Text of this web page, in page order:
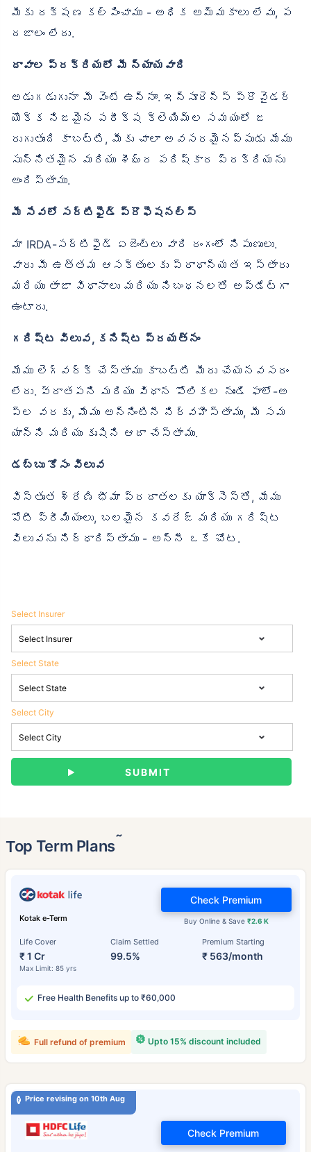
మీకు రక్షణ కల్పించాము - అధిక అమ్మకాలు లేవు, ప
దజాలం లేదు.
దావాల ప్రక్రియలో మీ న్యాయవాది
అడుగడుగునా మీ వెంటే ఉన్నాం. ఇన్సూరెన్స్ ప్రొవైడర్
యొక్క నిజమైన పరీక్ష క్లెయిమ్‌ల సమయంలో జ
రుగుతుంది కాబట్టి, మీకు చాలా అవసరమైనప్పుడు మేము
సున్నితమైన మరియు శీఘ్ర పరిష్కార ప్రక్రియను
అందిస్తాము.
మీ సేవలో సర్టిఫైడ్ ప్రొఫెషనల్స్
మా IRDA-సర్టిఫైడ్ ఏజెంట్లు వారి రంగంలో నిపుణులు.
వారు మీ ఉత్తమ ఆసక్తులకు ప్రాధాన్యత ఇస్తారు
మరియు తాజా విధానాలు మరియు నిబంధనలతో అప్‌డేట్‌గా
ఉంటారు.
గరిష్ట విలువ, కనిష్ట ప్రయత్నం
మేము లెగ్‌వర్క్ చేస్తాము కాబట్టి మీరు చేయనవసరం
లేదు. వ్రాతపని మరియు విధాన పోలికల నుండి ఫాలో-అ
ప్‌ల వరకు, మేము అన్నింటినీ నిర్వహిస్తాము, మీ సమ
యాన్ని మరియు కృషిని ఆదా చేస్తాము.
డబ్బు కోసం విలువ
విస్తృత శ్రేణి భీమా ప్రదాతలకు యాక్సెస్‌తో, మేము
పోటీ ప్రీమియంలు, బలమైన కవరేజ్ మరియు గరిష్ట
విలువను నిర్ధారిస్తాము - అన్నీ ఒకే చోట.
Select Insurer
Select State
Select City
Top Term Plans˜
Kotak e-Term
Life Cover
₹ 1 Cr
Max Limit: 85 yrs
Claim Settled
99.5%
Premium Starting
₹ 563/month
Buy Online & Save ₹2.6 K
Check Premium
Free Health Benefits up to ₹60,000
Upto 15% discount included
Full refund of premium
Price revising on 10th Aug
Check Premium